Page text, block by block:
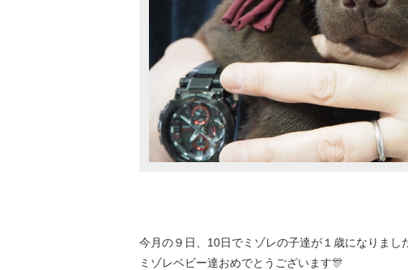
今月の９日、10日でミゾレの子達が１歳になりまし
ミゾレベビー達おめでとうございます🎊